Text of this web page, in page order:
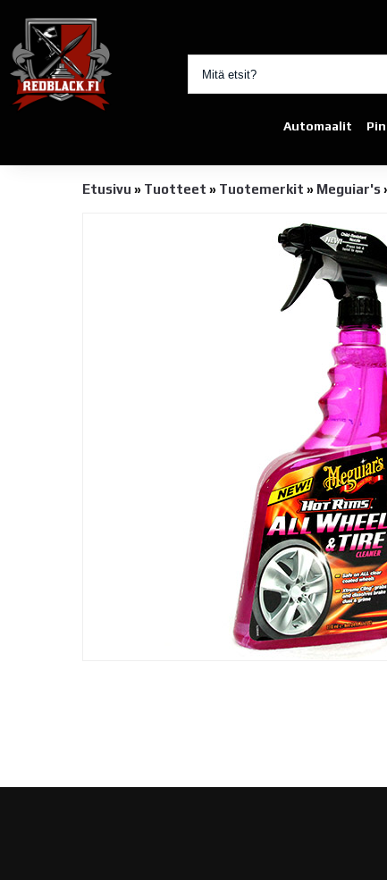
Automaalit
Etusivu » Tuotteet » Tuotemerkit » Meguiar's